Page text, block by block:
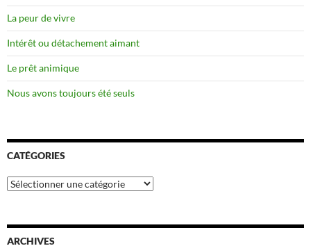
La peur de vivre
Intérêt ou détachement aimant
Le prêt animique
Nous avons toujours été seuls
CATÉGORIES
Catégories
ARCHIVES